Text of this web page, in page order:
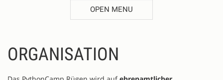
OPEN MENU
ORGANISATION